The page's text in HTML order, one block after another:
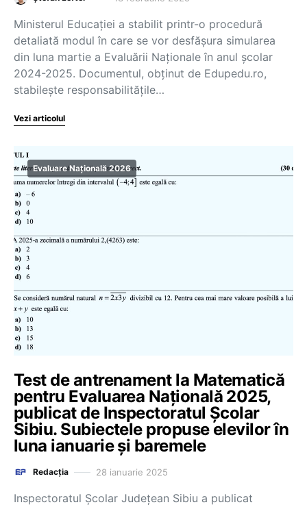
Ministerul Educației a stabilit printr-o procedură
detaliată modul în care se vor desfășura simularea
din luna martie a Evaluării Naționale în anul școlar
2024-2025. Documentul, obținut de Edupedu.ro,
stabilește responsabilitățile…
Vezi articolul
Evaluare Națională 2026
Test de antrenament la Matematică
pentru Evaluarea Națională 2025,
publicat de Inspectoratul Școlar
Sibiu. Subiectele propuse elevilor în
luna ianuarie și baremele
Redacția 28 ianuarie 2025
Inspectoratul Școlar Județean Sibiu a publicat